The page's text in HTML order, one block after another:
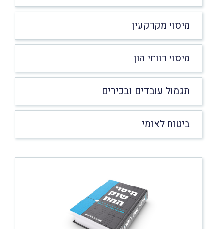
מיסוי מקרקעין
מיסוי רווחי הון
תגמול עובדים ובכירים
ביטוח לאומי